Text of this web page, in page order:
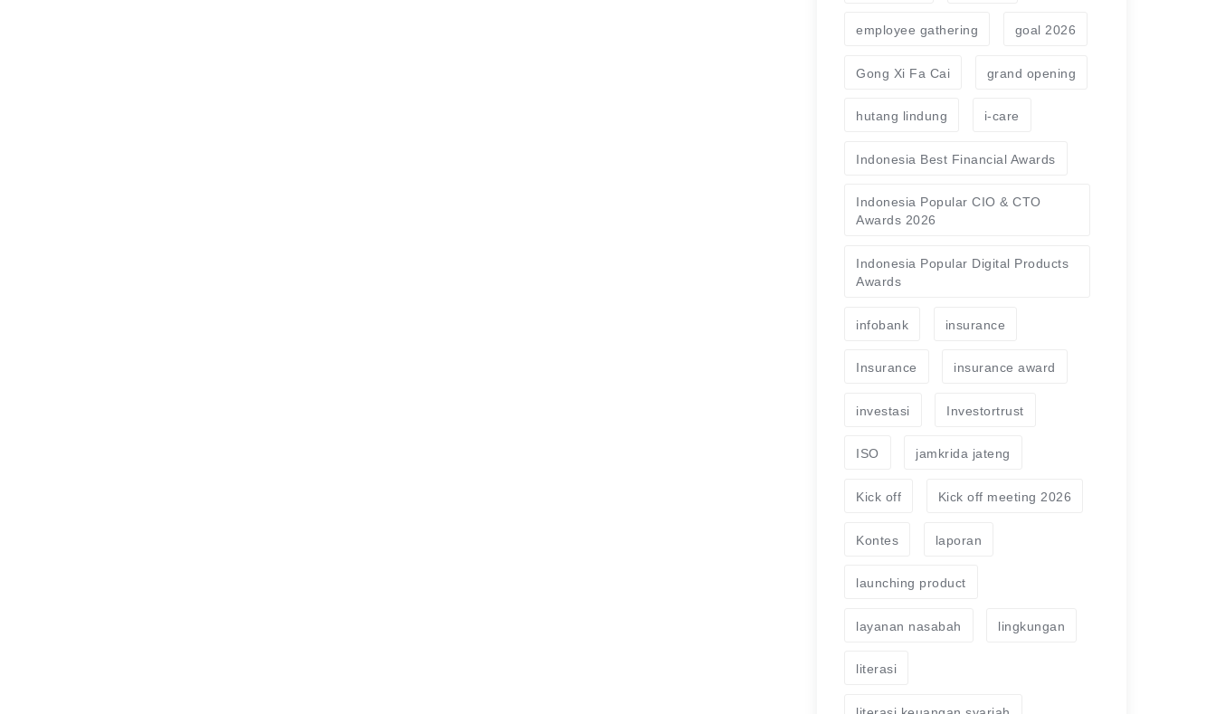
employee gathering goal 2026
Gong Xi Fa Cai grand opening
hutang lindung i-care
Indonesia Best Financial Awards
Indonesia Popular CIO & CTO
Awards 2026
Indonesia Popular Digital Products
Awards
infobank insurance
Insurance insurance award
investasi Investortrust
ISO jamkrida jateng
Kick off Kick off meeting 2026
Kontes laporan
launching product
layanan nasabah lingkungan
literasi
literasi keuangan syariah